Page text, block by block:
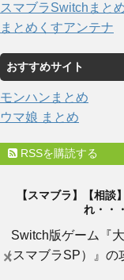
スマブラSwitchまと
まとめくすアンテナ
おすすめサイト
モンハンまとめ
ウマ娘 まとめ
RSSを購読する
×
【スマブラ】【相談
れ・・
Switch版ゲーム『
（スマブラSP）』